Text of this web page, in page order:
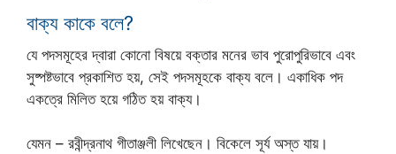
বাক্য কাকে বলে?
যে পদসমূহের দ্বারা কোনো বিষয়ে বক্তার মনের ভাব পুরোপুরিভাবে এবং
সুষ্পষ্টভাবে প্রকাশিত হয়, সেই পদসমূহকে বাক্য বলে। একাধিক পদ
একত্রে মিলিত হয়ে গঠিত হয় বাক্য।
যেমন – রবীন্দ্রনাথ গীতাঞ্জলী লিখেছেন। বিকেলে সূর্য অস্ত যায়।